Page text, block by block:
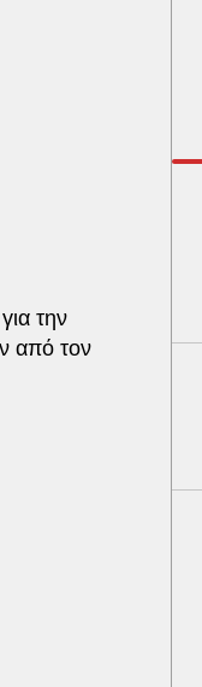
την
από τον